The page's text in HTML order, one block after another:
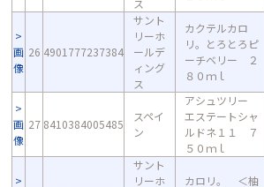
ス
画
像
26 4901777237384
サント
リーホ
ールデ
ィング
ス
カクテルカロ
リ。とろとろピ
ーチベリー ２
８０ｍｌ
画
像
27 8410384005485
スペイ
ン
アシュツリー
エステートシャ
ルドネ１１ ７
５０ｍｌ
サント
リーホ
カロリ。 ＜柚